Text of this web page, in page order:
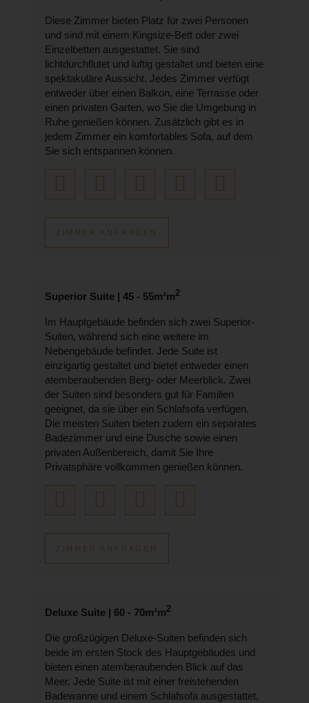
Diese Zimmer bieten Platz für zwei Personen
und sind mit einem Kingsize-Bett oder zwei
Einzelbetten ausgestattet. Sie sind
lichtdurchflutet und luftig gestaltet und bieten eine
spektakuläre Aussicht. Jedes Zimmer verfügt
entweder über einen Balkon, eine Terrasse oder
einen privaten Garten, wo Sie die Umgebung in
Ruhe genießen können. Zusätzlich gibt es in
jedem Zimmer ein komfortables Sofa, auf dem
Sie sich entspannen können.
ZIMMER ANFRAGEN
Superior Suite | 45 - 55m²m2
Im Hauptgebäude befinden sich zwei Superior-
Suiten, während sich eine weitere im
Nebengebäude befindet. Jede Suite ist
einzigartig gestaltet und bietet entweder einen
atemberaubenden Berg- oder Meerblick. Zwei
der Suiten sind besonders gut für Familien
geeignet, da sie über ein Schlafsofa verfügen.
Die meisten Suiten bieten zudem ein separates
Badezimmer und eine Dusche sowie einen
privaten Außenbereich, damit Sie Ihre
Privatsphäre vollkommen genießen können.
ZIMMER ANFRAGEN
Deluxe Suite | 60 - 70m²m2
Die großzügigen Deluxe-Suiten befinden sich
beide im ersten Stock des Hauptgebäudes und
bieten einen atemberaubenden Blick auf das
Meer. Jede Suite ist mit einer freistehenden
Badewanne und einem Schlafsofa ausgestattet,